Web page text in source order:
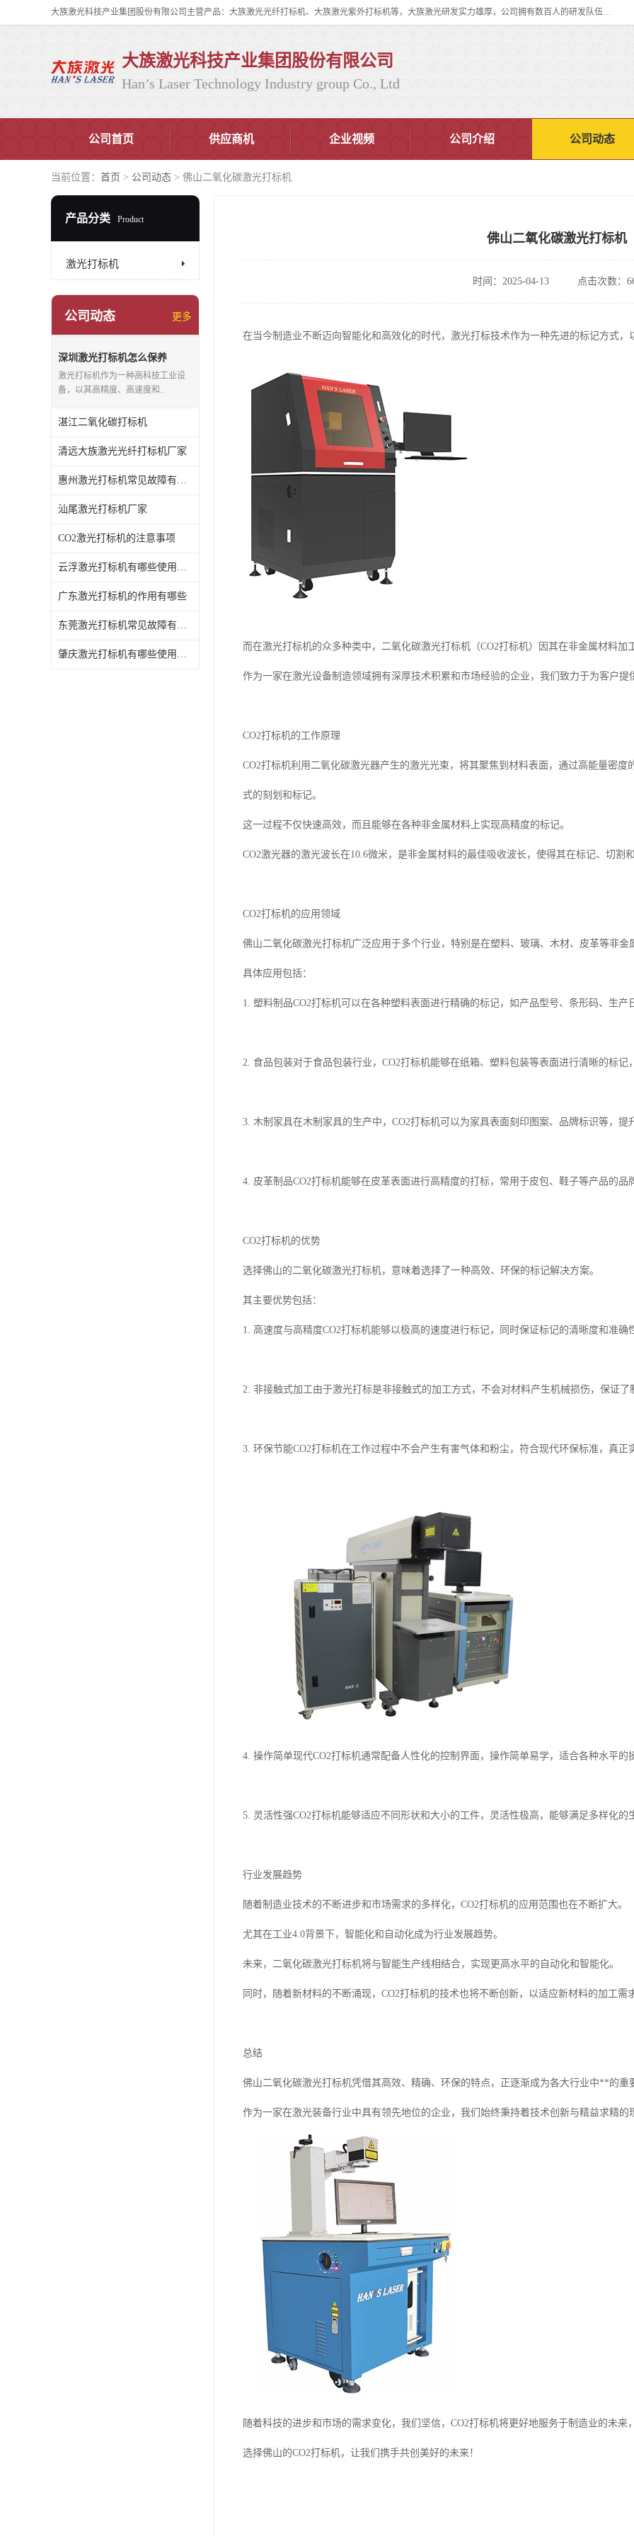
大族激光科技产业集团股份有限公司主营产品：大族激光光纤打标机、大族激光紫外打标机等，大族激光研发实力雄厚，公司拥有数百人的研发队伍，目前具有多项国际发明和国内、计算机软件着作权，多项核心技术处于国际成员之一水平，是世界上仅有的几家拥有"紫外激光"的公司之一。
大族激光科技产业集团股份有限公司
Han’s Laser Technology Industry group Co., Ltd
公司首页 供应商机 企业视频 公司介绍 公司动态
当前位置： 首页 > 公司动态 > 佛山二氧化碳激光打标机
产品分类 Product
激光打标机
公司动态 更多
深圳激光打标机怎么保养
激光打标机作为一种高科技工业设
备，以其高精度、高速度和..
湛江二氧化碳打标机
清远大族激光光纤打标机厂家
惠州激光打标机常见故障有哪些
汕尾激光打标机厂家
CO2激光打标机的注意事项
云浮激光打标机有哪些使用特点
广东激光打标机的作用有哪些
东莞激光打标机常见故障有哪些
肇庆激光打标机有哪些使用特点
佛山二氧化碳激光打标机
时间：2025-04-13 点击次数：
在当今制造业不断迈向智能化和高效化的时代，激光打标技术作为一种先进的标记方式
而在激光打标机的众多种类中，二氧化碳激光打标机（CO2打标机）因其在非金属材料加
作为一家在激光设备制造领域拥有深厚技术积累和市场经验的企业，我们致力于为客户提
CO2打标机的工作原理
CO2打标机利用二氧化碳激光器产生的激光光束，将其聚焦到材料表面，通过高能量密
式的刻划和标记。
这一过程不仅快速高效，而且能够在各种非金属材料上实现高精度的标记。
CO2激光器的激光波长在10.6微米，是非金属材料的最佳吸收波长，使得其在标记、切割
CO2打标机的应用领域
佛山二氧化碳激光打标机广泛应用于多个行业，特别是在塑料、玻璃、木材、皮革等非金
具体应用包括：
1. 塑料制品CO2打标机可以在各种塑料表面进行精确的标记，如产品型号、条形码、生产
2. 食品包装对于食品包装行业，CO2打标机能够在纸箱、塑料包装等表面进行清晰的标记
3. 木制家具在木制家具的生产中，CO2打标机可以为家具表面刻印图案、品牌标识等，提
4. 皮革制品CO2打标机能够在皮革表面进行高精度的打标，常用于皮包、鞋子等产品的品
CO2打标机的优势
选择佛山的二氧化碳激光打标机，意味着选择了一种高效、环保的标记解决方案。
其主要优势包括：
1. 高速度与高精度CO2打标机能够以极高的速度进行标记，同时保证标记的清晰度和准确
2. 非接触式加工由于激光打标是非接触式的加工方式，不会对材料产生机械损伤，保证了
3. 环保节能CO2打标机在工作过程中不会产生有害气体和粉尘，符合现代环保标准，真正
4. 操作简单现代CO2打标机通常配备人性化的控制界面，操作简单易学，适合各种水平的
5. 灵活性强CO2打标机能够适应不同形状和大小的工件，灵活性极高，能够满足多样化的
行业发展趋势
随着制造业技术的不断进步和市场需求的多样化，CO2打标机的应用范围也在不断扩大。
尤其在工业4.0背景下，智能化和自动化成为行业发展趋势。
未来，二氧化碳激光打标机将与智能生产线相结合，实现更高水平的自动化和智能化。
同时，随着新材料的不断涌现，CO2打标机的技术也将不断创新，以适应新材料的加工需
总结
佛山二氧化碳激光打标机凭借其高效、精确、环保的特点，正逐渐成为各大行业中**的重
作为一家在激光装备行业中具有领先地位的企业，我们始终秉持着技术创新与精益求精的
随着科技的进步和市场的需求变化，我们坚信，CO2打标机将更好地服务于制造业的未来
选择佛山的CO2打标机，让我们携手共创美好的未来！